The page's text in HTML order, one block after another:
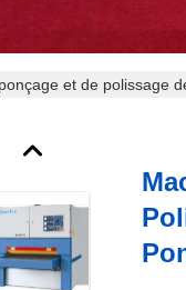
et de polissage